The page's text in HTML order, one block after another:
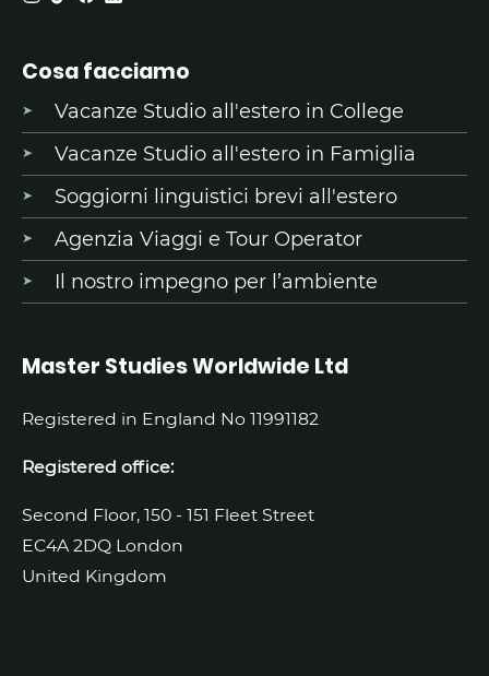
Cosa facciamo
Vacanze Studio all'estero in College
Vacanze Studio all'estero in Famiglia
Soggiorni linguistici brevi all'estero
Agenzia Viaggi e Tour Operator
Il nostro impegno per l’ambiente
Master Studies Worldwide Ltd
Registered in England No 11991182
Registered office:
Second Floor, 150 - 151 Fleet Street
EC4A 2DQ London
United Kingdom